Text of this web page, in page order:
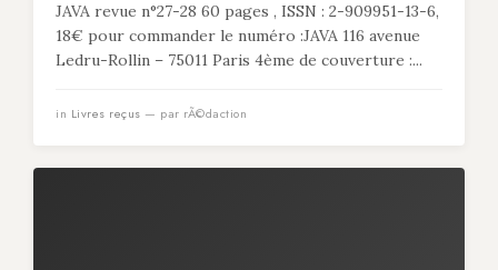
JAVA revue n°27-28 60 pages , ISSN : 2-909951-13-6,
18€ pour commander le numéro :JAVA 116 avenue
Ledru-Rollin – 75011 Paris 4ème de couverture :...
in Livres reçus — par rÃ©daction